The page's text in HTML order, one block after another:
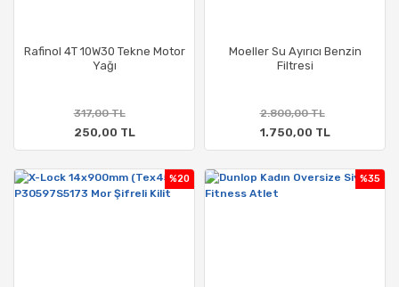
Rafinol 4T 10W30 Tekne Motor
Yağı
317,00 TL
250,00 TL
Moeller Su Ayırıcı Benzin
Filtresi
2.800,00 TL
1.750,00 TL
%20 %35